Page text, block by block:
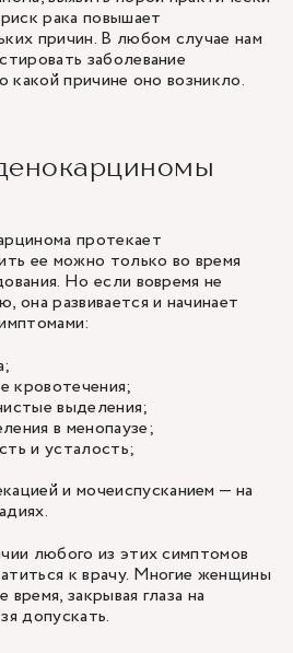
рака повышает
причин. В любом случае нам
заболевание
какой причине оно возникло.
протекает
ее можно только во время
Но если вовремя не
она развивается и начинает
;
кровотечения;
выделения;
в менопаузе;
и усталость;
и мочеиспусканием — на
любого из этих симптомов
к врачу. Многие женщины
закрывая глаза на
допускать.